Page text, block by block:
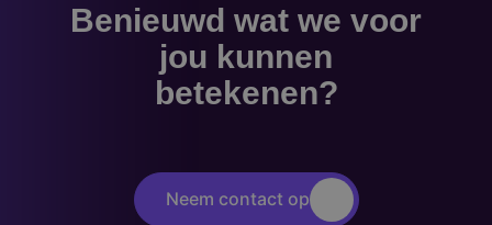
Benieuwd wat we voor
jou kunnen
betekenen?
Neem contact op